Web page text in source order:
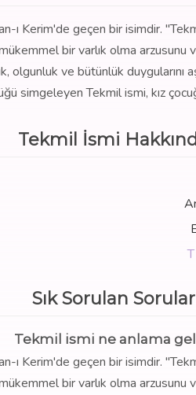
ı Kerim'de geçen bir isimdir.
bir varlık olma
olgunluk ve bütünlük
simgeleyen Tekmil ismi, kız
Tekmil İsmi
Sık Sorulan Sorular
Tekmil ismi ne anlama
ı Kerim'de geçen bir isimdir.
bir varlık olma